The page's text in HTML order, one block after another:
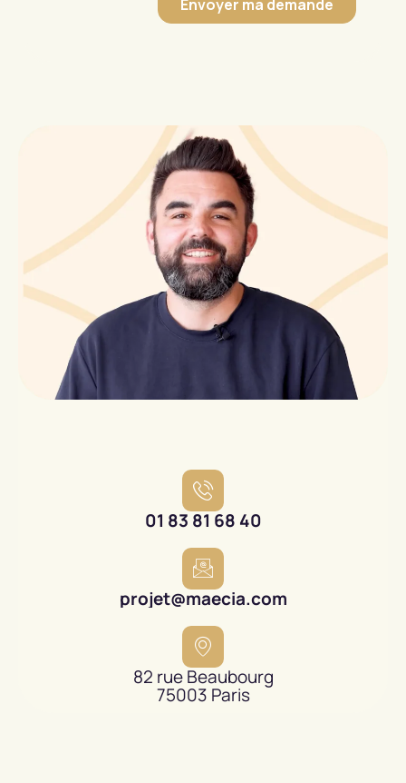
01 83 81 68 40
projet@maecia.com
82 rue Beaubourg
75003 Paris